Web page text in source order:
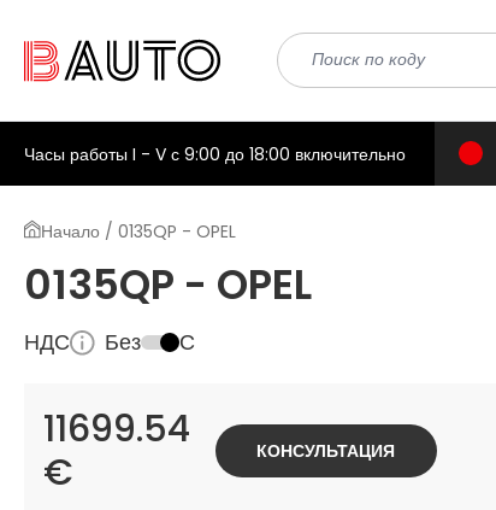
Часы работы I - V с 9:00 до 18:00 включительно
Начало / 0135QP - OPEL
0135QP - OPEL
НДС Без С
11699.54
€
КОНСУЛЬТАЦИЯ